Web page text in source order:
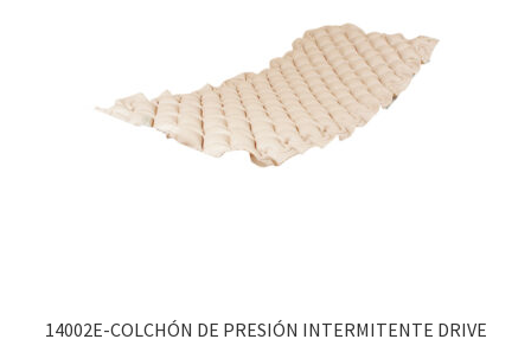
14002E-COLCHÓN DE PRESIÓN INTERMITENTE DRIVE